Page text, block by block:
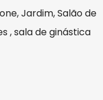
Jardim, Salão de
, sala de ginástica